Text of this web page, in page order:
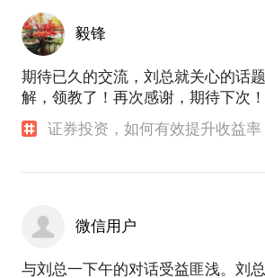
毅锋
期待已久的交流，刘总就关心的话
解，领教了！再次感谢，期待下次！
证券投资，如何有效提升收益率
微信用户
与刘总一下午的对话受益匪浅。刘